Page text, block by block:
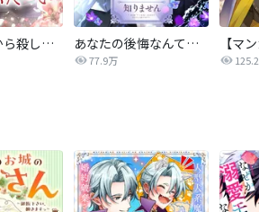
後悔はいいから殺してください あなたの後悔なんて知りません【タテヨミ】
77.9万